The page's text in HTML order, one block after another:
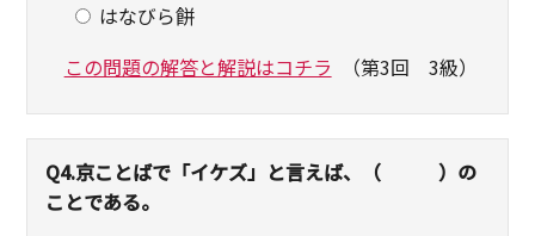
はなびら餅
この問題の解答と解説はコチラ （第3回 3級）
Q4.京ことばで「イケズ」と言えば、（ ）の
ことである。